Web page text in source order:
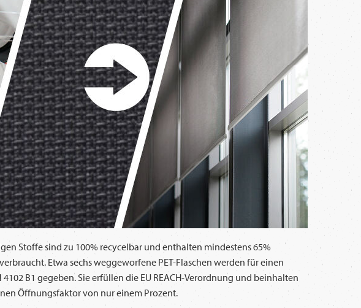
Stoffe sind zu 100% recycelbar und enthalten mindestens 65%
Etwa sechs weggeworfene PET-Flaschen werden für einen
B1 gegeben. Sie erfüllen die EU REACH-Verordnung und beinhalten
Öffnungsfaktor von nur einem Prozent.